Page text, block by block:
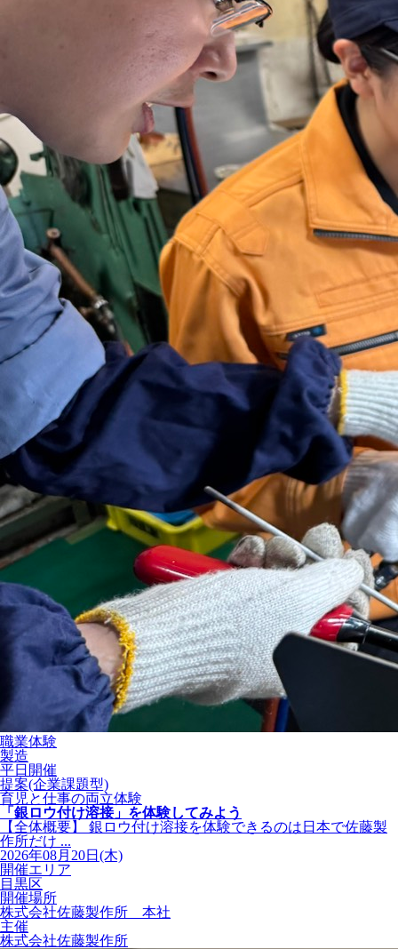
職業体験
製造
平日開催
提案(企業課題型)
育児と仕事の両立体験
「銀ロウ付け溶接」を体験してみよう
【全体概要】 銀ロウ付け溶接を体験できるのは日本で佐藤製
作所だけ ...
2026年08月20日(木)
開催エリア
目黒区
開催場所
株式会社佐藤製作所 本社
主催
株式会社佐藤製作所